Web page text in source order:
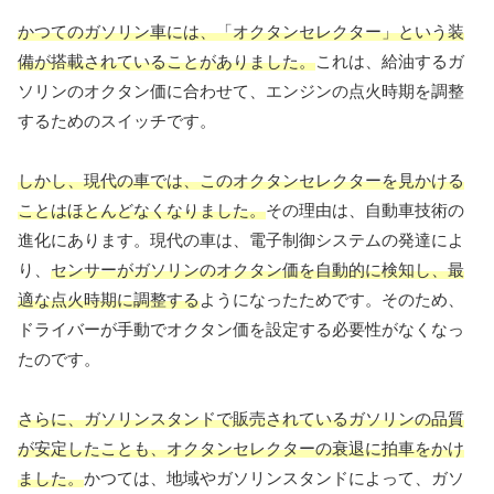
かつてのガソリン車には、「オクタンセレクター」という装
備が搭載されていることがありました。これは、給油するガ
ソリンのオクタン価に合わせて、エンジンの点火時期を調整
するためのスイッチです。
しかし、現代の車では、このオクタンセレクターを見かける
ことはほとんどなくなりました。その理由は、自動車技術の
進化にあります。現代の車は、電子制御システムの発達によ
り、 センサーがガソリンのオクタン価を自動的に検知し、最
適な点火時期に調整するようになったためです。そのため、
ドライバーが手動でオクタン価を設定する必要性がなくなっ
たのです。
さらに、ガソリンスタンドで販売されているガソリンの品質
が安定したことも、オクタンセレクターの衰退に拍車をかけ
ました。かつては、地域やガソリンスタンドによって、ガソ